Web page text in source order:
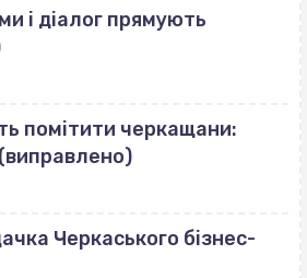
і діалог прямують
помітити черкащани:
Черкаського бізнес-